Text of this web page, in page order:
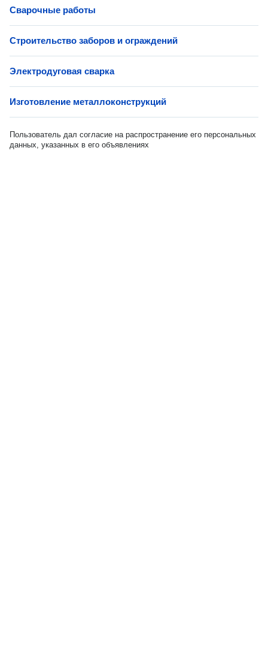
Сварочные работы
Строительство заборов и ограждений
Электродуговая сварка
Изготовление металлоконструкций
Пользователь дал согласие на распространение его персональных
данных, указанных в его объявлениях